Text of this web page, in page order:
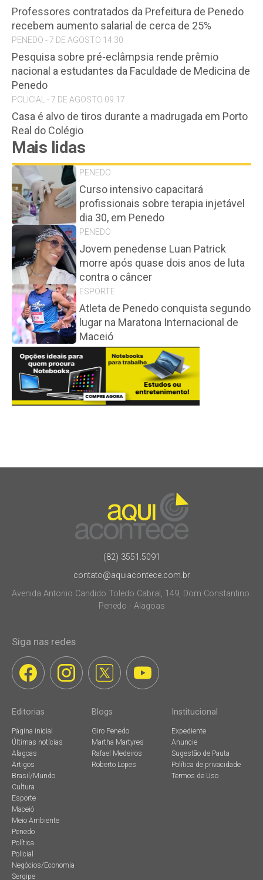
Professores contratados da Prefeitura de Penedo
recebem aumento salarial de cerca de 25%
PENEDO - 7 DE AGOSTO 14:30
Pesquisa sobre pré-eclâmpsia rende prêmio
nacional a estudantes da Faculdade de Medicina de
Penedo
POLICIAL - 7 DE AGOSTO 09:17
Casa é alvo de tiros durante a madrugada em Porto
Real do Colégio
Mais lidas
PENEDO
Curso intensivo capacitará
profissionais sobre terapia injetável
dia 30, em Penedo
PENEDO
Jovem penedense Luan Patrick
morre após quase dois anos de luta
contra o câncer
ESPORTE
Atleta de Penedo conquista segundo
lugar na Maratona Internacional de
Maceió
(82) 3551.5091
contato@aquiacontece.com.br
Avenida Antonio Candido Toledo Cabral, 149, Dom Constantino.
Penedo - Alagoas
Siga nas redes
Editorias
Página inicial
Últimas notícias
Alagoas
Artigos
Brasil/Mundo
Cultura
Esporte
Maceió
Meio Ambiente
Penedo
Política
Policial
Negócios/Economia
Sergipe
Blogs
Giro Penedo
Martha Martyres
Rafael Medeiros
Roberto Lopes
Institucional
Expediente
Anuncie
Sugestão de Pauta
Política de privacidade
Termos de Uso